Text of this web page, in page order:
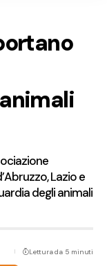
Lazio e
degli animali
Lettura da 5 minuti